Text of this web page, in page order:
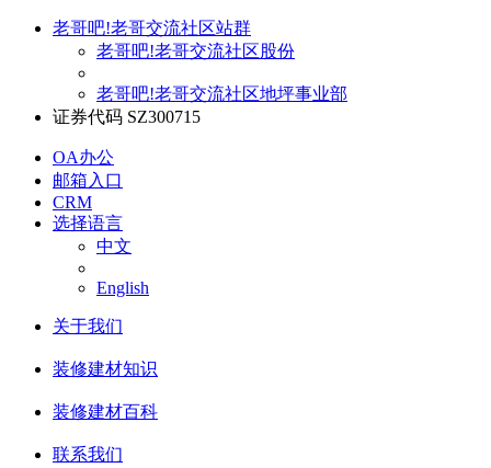
老哥吧!老哥交流社区站群
老哥吧!老哥交流社区股份
老哥吧!老哥交流社区地坪事业部
证券代码 SZ300715
OA办公
邮箱入口
CRM
选择语言
中文
English
关于我们
装修建材知识
装修建材百科
联系我们